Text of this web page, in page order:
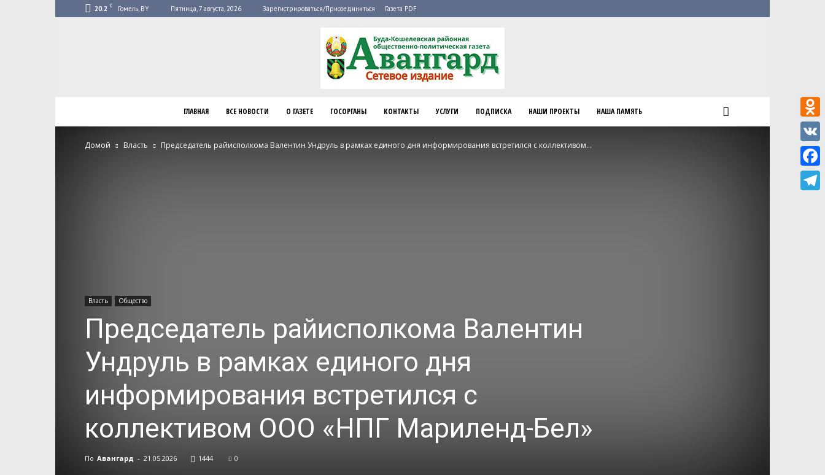
20.2 C Гомель, BY Пятница, 7 августа, 2026 Зарегистрироваться/Присоединиться Газета PDF
Буда-
Погода
ГЛАВНАЯ ВСЕ НОВОСТИ О ГАЗЕТЕ ГОСОРГАНЫ КОНТАКТЫ УСЛУГИ ПОДПИСКА НАШИ ПРОЕКТЫ НАША ПАМЯТЬ
Домой Власть Председатель райисполкома Валентин Ундруль в рамках единого дня информирования встретился с коллективом...
Власть Общество
Председатель райисполкома Валентин
Ундруль в рамках единого дня
информирования встретился с
коллективом ООО «НПГ Мариленд-Бел»
По Авангард - 21.05.2026 1444 0
VK